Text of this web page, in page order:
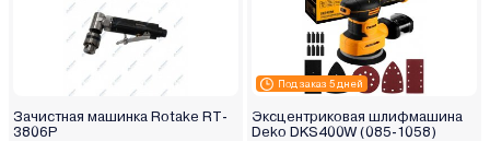
Зачистная машинка Rotake RT-
3806P
Под заказ 5 дней
Эксцентриковая шлифмашина
Deko DKS400W (085-1058)